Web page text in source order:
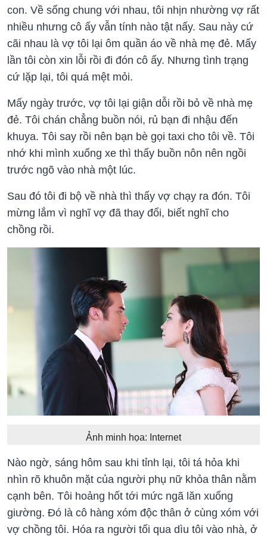
con. Về sống chung với nhau, tôi nhịn nhường vợ rất
nhiều nhưng cô ấy vẫn tính nào tật nấy. Sau này cứ
cãi nhau là vợ tôi lại ôm quần áo về nhà mẹ đẻ. Mấy
lần tôi còn xin lỗi rồi đi đón cô ấy. Nhưng tình trạng
cứ lặp lại, tôi quá mệt mỏi.
Mấy ngày trước, vợ tôi lại giận dỗi rồi bỏ về nhà mẹ
đẻ. Tôi chán chẳng buồn nói, rủ bạn đi nhậu đến
khuya. Tôi say rồi nên bạn bè gọi taxi cho tôi về. Tôi
nhớ khi mình xuống xe thì thấy buồn nôn nên ngồi
trước ngõ vào nhà một lúc.
Sau đó tôi đi bộ về nhà thì thấy vợ chạy ra đón. Tôi
mừng lắm vì nghĩ vợ đã thay đổi, biết nghĩ cho
chồng rồi.
Ảnh minh họa: Internet
Nào ngờ, sáng hôm sau khi tỉnh lại, tôi tá hỏa khi
nhìn rõ khuôn mặt của người phụ nữ khỏa thân nằm
cạnh bên. Tôi hoảng hốt tới mức ngã lăn xuống
giường. Đó là cô hàng xóm độc thân ở cùng xóm với
vợ chồng tôi. Hóa ra người tối qua dìu tôi vào nhà, ở